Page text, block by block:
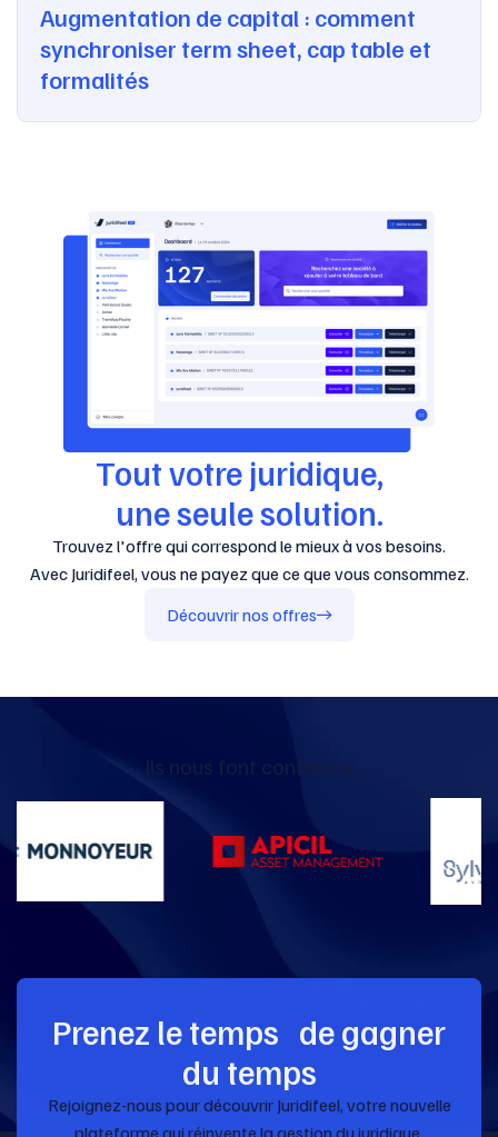
Augmentation de capital : comment
synchroniser term sheet, cap table et
formalités
Tout votre juridique,
une seule solution.
Trouvez l'offre qui correspond le mieux à vos besoins.
Avec Juridifeel, vous ne payez que ce que vous consommez.
Découvrir nos offres
Ils nous font confiance
Prenez le temps de gagner
du temps
Rejoignez-nous pour découvrir Juridifeel, votre nouvelle